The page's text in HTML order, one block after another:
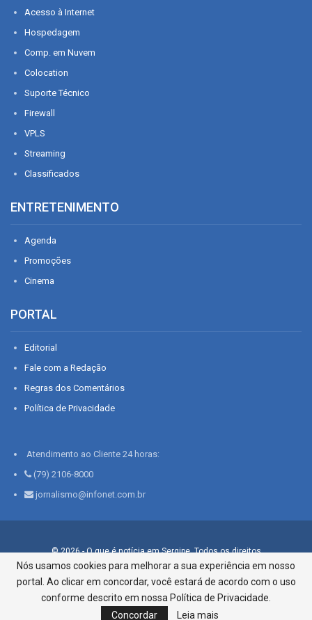
Acesso à Internet
Hospedagem
Comp. em Nuvem
Colocation
Suporte Técnico
Firewall
VPLS
Streaming
Classificados
ENTRETENIMENTO
Agenda
Promoções
Cinema
PORTAL
Editorial
Fale com a Redação
Regras dos Comentários
Política de Privacidade
Atendimento ao Cliente 24 horas:
(79) 2106-8000
jornalismo@infonet.com.br
© 2026 - O que é notícia em Sergipe. Todos os direitos
reservados.
Infonet - Rua Monsenhor Silveira 276, Bairro São José |
Aracaju-SE, CEP 49015-030, Fone: 79.2106.8000 - CI Centro de
Informações LTDA
Nós usamos cookies para melhorar a sua experiência em nosso
portal. Ao clicar em concordar, você estará de acordo com o uso
conforme descrito em nossa Política de Privacidade.
Concordar
Leia mais